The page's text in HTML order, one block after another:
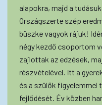
alapokra, majd a
Országszerte szép
büszke vagyok rájuk!
négy kezdő csoportom
zajlottak az edzések,
részvételével. Itt a
és a szülők figyelemmel
fejlődését. Év közben